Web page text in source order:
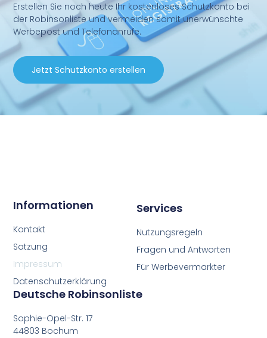
Erstellen Sie noch heute Ihr kostenloses Schutzkonto bei
der Robinsonliste und vermeiden somit unerwünschte
Werbepost und Telefonanrufe.
Jetzt Schutzkonto erstellen
Deutsche Robinsonliste
Sophie-Opel-Str. 17
44803 Bochum
Services
Nutzungsregeln
Fragen und Antworten
Für Werbevermarkter
Informationen
Kontakt
Satzung
Impressum
Datenschutzerklärung